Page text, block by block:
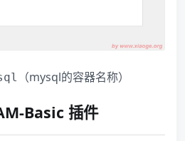
（mysql的容器名称）
Basic 插件